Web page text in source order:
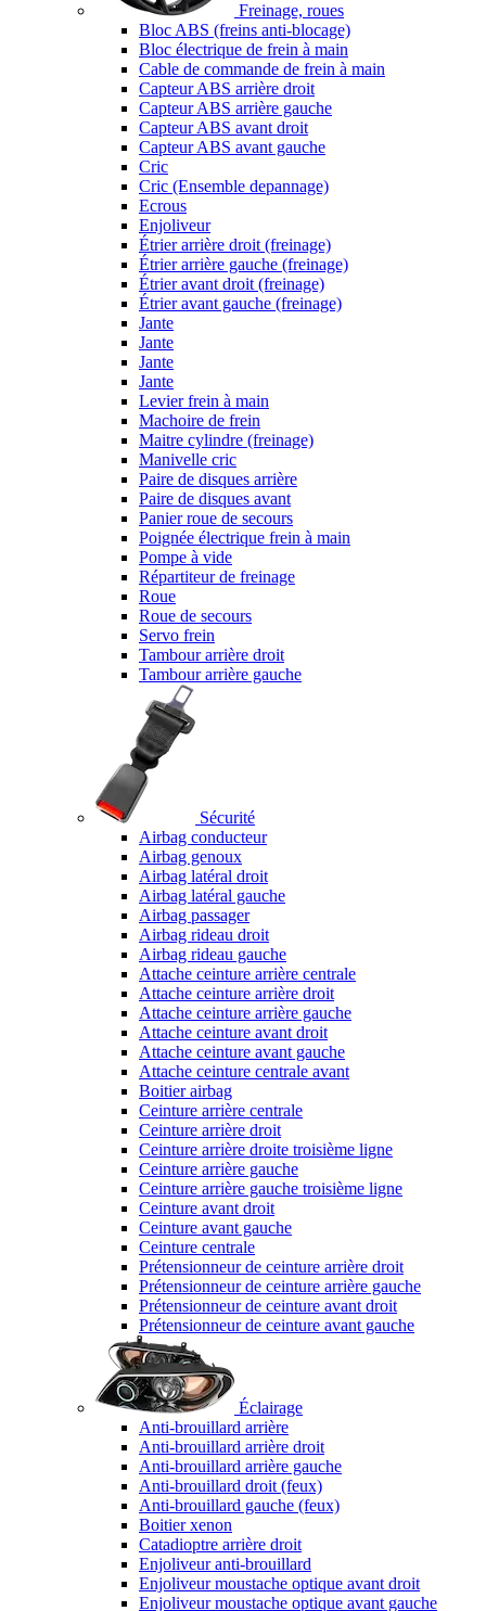
Freinage, roues
Bloc ABS (freins anti-blocage)
Bloc électrique de frein à main
Cable de commande de frein à main
Capteur ABS arrière droit
Capteur ABS arrière gauche
Capteur ABS avant droit
Capteur ABS avant gauche
Cric
Cric (Ensemble depannage)
Ecrous
Enjoliveur
Étrier arrière droit (freinage)
Étrier arrière gauche (freinage)
Étrier avant droit (freinage)
Étrier avant gauche (freinage)
Jante
Jante
Jante
Jante
Levier frein à main
Machoire de frein
Maitre cylindre (freinage)
Manivelle cric
Paire de disques arrière
Paire de disques avant
Panier roue de secours
Poignée électrique frein à main
Pompe à vide
Répartiteur de freinage
Roue
Roue de secours
Servo frein
Tambour arrière droit
Tambour arrière gauche
Sécurité
Airbag conducteur
Airbag genoux
Airbag latéral droit
Airbag latéral gauche
Airbag passager
Airbag rideau droit
Airbag rideau gauche
Attache ceinture arrière centrale
Attache ceinture arrière droit
Attache ceinture arrière gauche
Attache ceinture avant droit
Attache ceinture avant gauche
Attache ceinture centrale avant
Boitier airbag
Ceinture arrière centrale
Ceinture arrière droit
Ceinture arrière droite troisième ligne
Ceinture arrière gauche
Ceinture arrière gauche troisième ligne
Ceinture avant droit
Ceinture avant gauche
Ceinture centrale
Prétensionneur de ceinture arrière droit
Prétensionneur de ceinture arrière gauche
Prétensionneur de ceinture avant droit
Prétensionneur de ceinture avant gauche
Éclairage
Anti-brouillard arrière
Anti-brouillard arrière droit
Anti-brouillard arrière gauche
Anti-brouillard droit (feux)
Anti-brouillard gauche (feux)
Boitier xenon
Catadioptre arrière droit
Enjoliveur anti-brouillard
Enjoliveur moustache optique avant droit
Enjoliveur moustache optique avant gauche